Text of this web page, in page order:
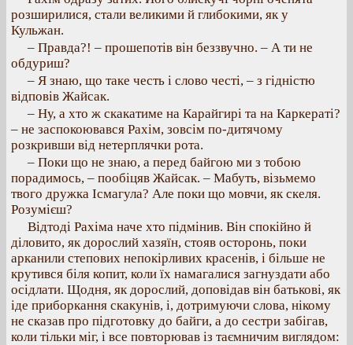
розширилися, стали великими й глибокими, як у
Кульжан.
– Правда?! – прошепотів він беззвучно. – А ти не
обдуриш?
– Я знаю, що таке честь і слово честі, – з гідністю
відповів Жайсак.
– Ну, а хто ж скакатиме на Карайгирі та на Каркераті?
– не заспокоювався Рахім, зовсім по-дитячому
розкривши від нетерплячки рота.
– Поки що не знаю, а перед байгою ми з тобою
порадимось, – пообіцяв Жайсак. – Мабуть, візьмемо
твого дружка Ісмагула? Але поки що мовчи, як скеля.
Розумієш?
Відтоді Рахіма наче хто підмінив. Він спокійно й
діловито, як дорослий хазяїн, стояв осторонь, поки
арканили степових непокірливих красенів, і більше не
крутився біля копит, коли їх намагалися загнуздати або
осідлати. Щодня, як дорослий, доповідав він батькові, як
іде приборкання скакунів, і, дотримуючи слова, нікому
не сказав про підготовку до байги, а до сестри забігав,
коли тільки міг, і все повторював із таємничим виглядом: